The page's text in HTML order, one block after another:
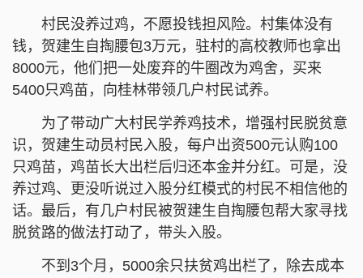
村民没养过鸡，不愿投钱担风险。村集体没有
钱，贺建生自掏腰包3万元，驻村的高校教师也拿出
8000元，他们把一处废弃的牛圈改为鸡舍，买来
5400只鸡苗，向桂林带领几户村民试养。
为了带动广大村民学养鸡技术，增强村民脱贫意
识，贺建生动员村民入股，每户出资500元认购100
只鸡苗，鸡苗长大出栏后归还本金并分红。可是，没
养过鸡、更没听说过入股分红模式的村民不相信他的
话。最后，有几户村民被贺建生自掏腰包帮大家寻找
脱贫路的做法打动了，带头入股。
不到3个月，5000余只扶贫鸡出栏了，除去成本